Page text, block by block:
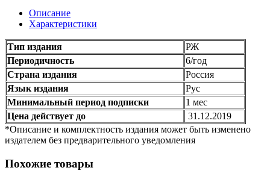
Описание
Характеристики
Тип издания
РЖ
Периодичность
6/год
Страна издания
Россия
Язык издания
Рус
Минимальный период подписки
1 мес
Цена действует до
31.12.2019
*Описание и комплектность издания может быть изменено
издателем без предварительного уведомления
Похожие товары